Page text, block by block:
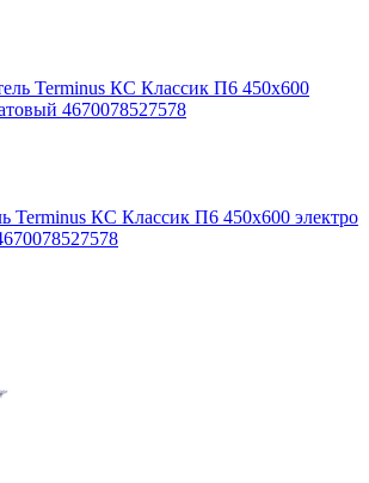
Terminus КС Классик П6 450x600 электро